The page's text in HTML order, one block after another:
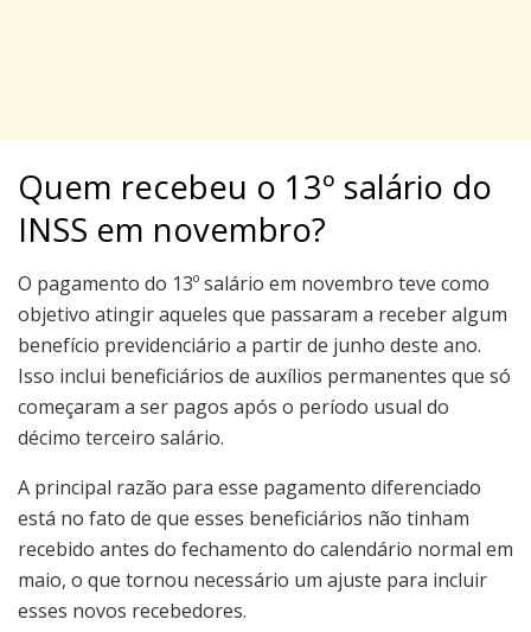
Quem recebeu o 13º salário do
INSS em novembro?
O pagamento do 13º salário em novembro teve como
objetivo atingir aqueles que passaram a receber algum
benefício previdenciário a partir de junho deste ano.
Isso inclui beneficiários de auxílios permanentes que só
começaram a ser pagos após o período usual do
décimo terceiro salário.
A principal razão para esse pagamento diferenciado
está no fato de que esses beneficiários não tinham
recebido antes do fechamento do calendário normal em
maio, o que tornou necessário um ajuste para incluir
esses novos recebedores.